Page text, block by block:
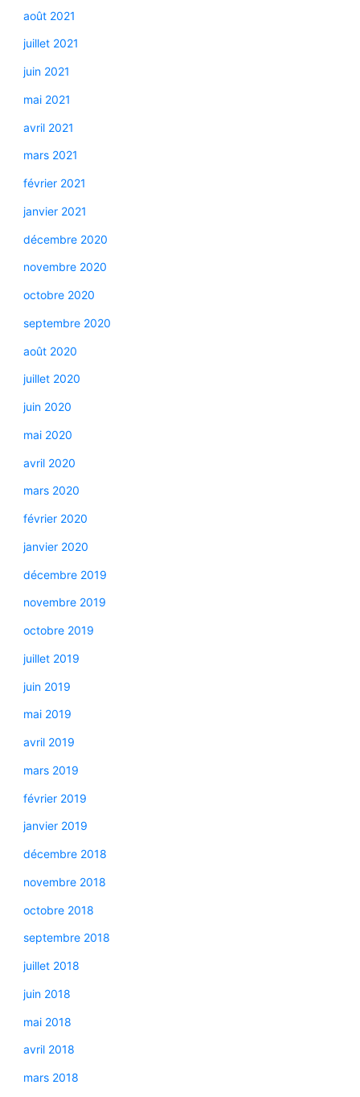
août 2021
juillet 2021
juin 2021
mai 2021
avril 2021
mars 2021
février 2021
janvier 2021
décembre 2020
novembre 2020
octobre 2020
septembre 2020
août 2020
juillet 2020
juin 2020
mai 2020
avril 2020
mars 2020
février 2020
janvier 2020
décembre 2019
novembre 2019
octobre 2019
juillet 2019
juin 2019
mai 2019
avril 2019
mars 2019
février 2019
janvier 2019
décembre 2018
novembre 2018
octobre 2018
septembre 2018
juillet 2018
juin 2018
mai 2018
avril 2018
mars 2018